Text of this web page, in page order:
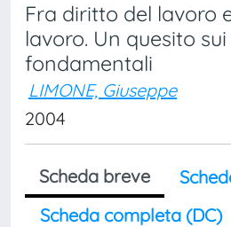
Fra diritto del lavoro
lavoro. Un quesito
fondamentali
LIMONE, Giuseppe
2004
Scheda breve
Scheda completa (DC)